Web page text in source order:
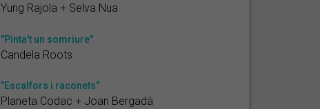
Yung Rajola + Selva Nua
"Pinta't un somriure"
Candela Roots
"Escalfors i raconets"
Planeta Codac + Joan Bergadà